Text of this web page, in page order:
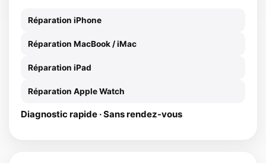
Réparation iPhone
Réparation MacBook / iMac
Réparation iPad
Réparation Apple Watch
Diagnostic rapide · Sans rendez-vous